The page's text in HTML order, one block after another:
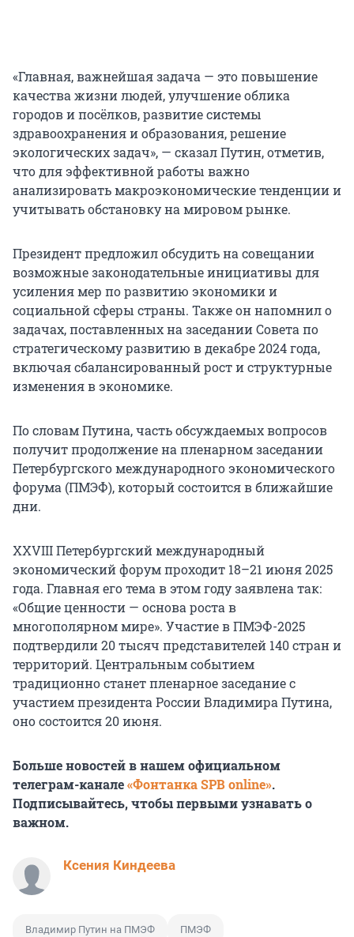
«Главная, важнейшая задача — это повышение
качества жизни людей, улучшение облика
городов и посёлков, развитие системы
здравоохранения и образования, решение
экологических задач», — сказал Путин, отметив,
что для эффективной работы важно
анализировать макроэкономические тенденции и
учитывать обстановку на мировом рынке.
Президент предложил обсудить на совещании
возможные законодательные инициативы для
усиления мер по развитию экономики и
социальной сферы страны. Также он напомнил о
задачах, поставленных на заседании Совета по
стратегическому развитию в декабре 2024 года,
включая сбалансированный рост и структурные
изменения в экономике.
По словам Путина, часть обсуждаемых вопросов
получит продолжение на пленарном заседании
Петербургского международного экономического
форума (ПМЭФ), который состоится в ближайшие
дни.
XXVIII Петербургский международный
экономический форум проходит 18–21 июня 2025
года. Главная его тема в этом году заявлена так:
«Общие ценности — основа роста в
многополярном мире». Участие в ПМЭФ-2025
подтвердили 20 тысяч представителей 140 стран и
территорий. Центральным событием
традиционно станет пленарное заседание с
участием президента России Владимира Путина,
оно состоится 20 июня.
Больше новостей в нашем официальном
телеграм-канале«Фонтанка SPB online».
Подписывайтесь, чтобы первыми узнавать о
важном.
Ксения Киндеева
Владимир Путин на ПМЭФ ПМЭФ